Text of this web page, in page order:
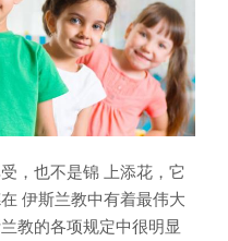
，也不是锦 上添花，它
伊斯兰教中有着最伟大
教的各项规定中很明显